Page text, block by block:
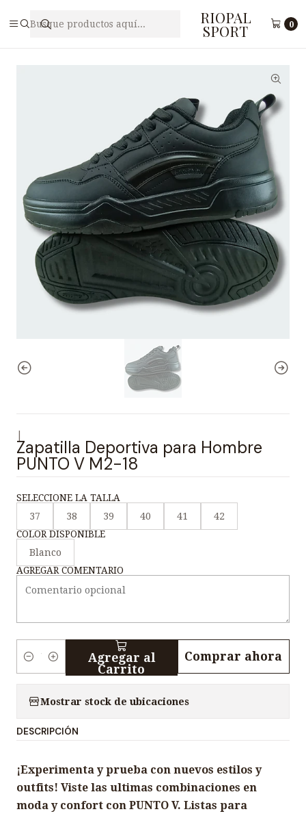
RIOPAL
SPORT 0
Zapatilla Deportiva para Hombre PUNTO V M2-18
Zapatilla Deportiva para Hombre
PUNTO V M2-18
SELECCIONE LA TALLA
37
38 39 40 41
42
COLOR DISPONIBLE
Blanco
AGREGAR COMENTARIO
i
a
d
Agregar al
Carrito
Comprar ahora
Mostrar stock de ubicaciones
DESCRIPCIÓN
¡Experimenta y prueba con nuevos estilos y
outfits! Viste las ultimas combinaciones en
moda y confort con PUNTO V. Listas para